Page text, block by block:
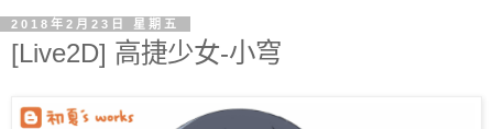
2018年2月23日 星期五
[Live2D] 高捷少女-小穹